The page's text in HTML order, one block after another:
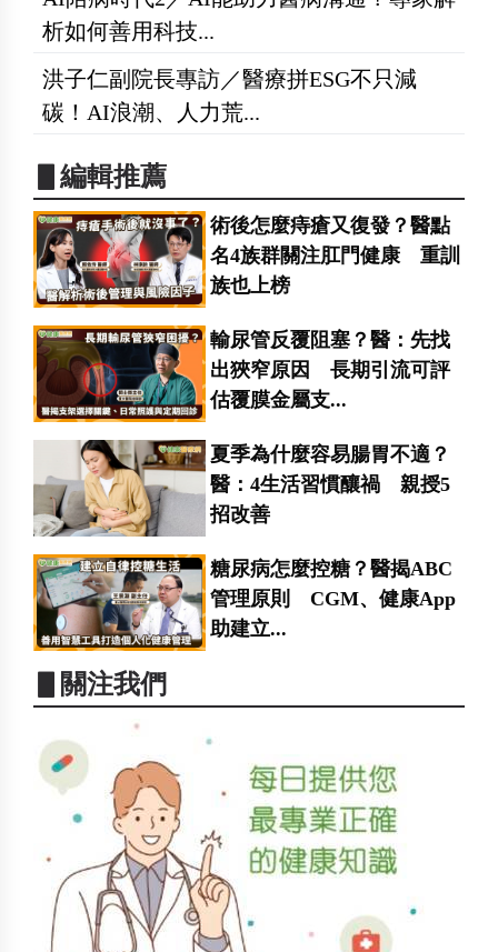
析如何善用科技...
洪子仁副院長專訪／醫療拼ESG不只減
碳！AI浪潮、人力荒...
▋編輯推薦
術後怎麼痔瘡又復發？醫點
名4族群關注肛門健康 重訓
族也上榜
輸尿管反覆阻塞？醫：先找
出狹窄原因 長期引流可評
估覆膜金屬支...
夏季為什麼容易腸胃不適？
醫：4生活習慣釀禍 親授5
招改善
糖尿病怎麼控糖？醫揭ABC
管理原則 CGM、健康App
助建立...
▋關注我們